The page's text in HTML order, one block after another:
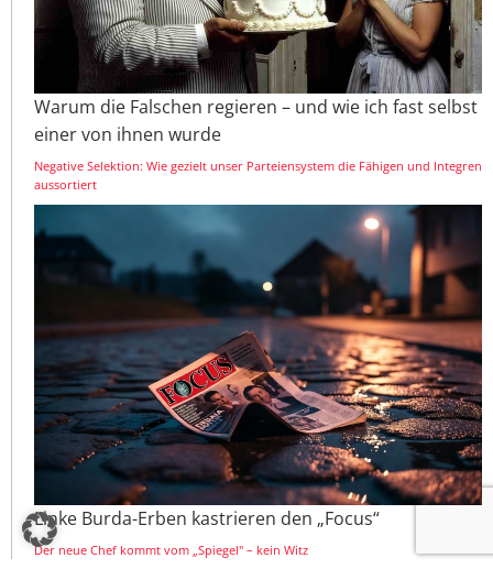
Warum die Falschen regieren – und wie ich fast selbst
einer von ihnen wurde
Negative Selektion: Wie gezielt unser Parteiensystem die Fähigen und Integren
aussortiert
Linke Burda-Erben kastrieren den „Focus“
Der neue Chef kommt vom „Spiegel" – kein Witz